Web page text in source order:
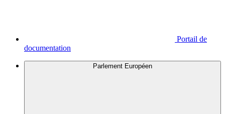
Portail de
documentation
Parlement Européen